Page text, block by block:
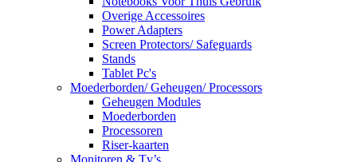
Overige Accessoires
Power Adapters
Screen Protectors/ Safeguards
Stands
Tablet Pc's
Moederborden/ Geheugen/ Processors
Geheugen Modules
Moederborden
Processoren
Riser-kaarten
Monitoren & Tv’s